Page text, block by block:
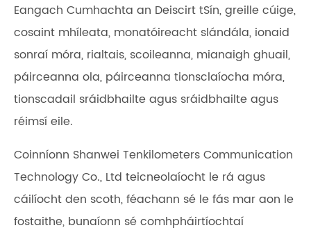
Eangach Cumhachta an Deiscirt tSín, greille cúige,
cosaint mhíleata, monatóireacht slándála, ionaid
sonraí móra, rialtais, scoileanna, mianaigh ghuail,
páirceanna ola, páirceanna tionsclaíocha móra,
tionscadail sráidbhailte agus sráidbhailte agus
réimsí eile.
Coinníonn Shanwei Tenkilometers Communication
Technology Co., Ltd teicneolaíocht le rá agus
cáilíocht den scoth, féachann sé le fás mar aon le
fostaithe, bunaíonn sé comhpháirtíochtaí